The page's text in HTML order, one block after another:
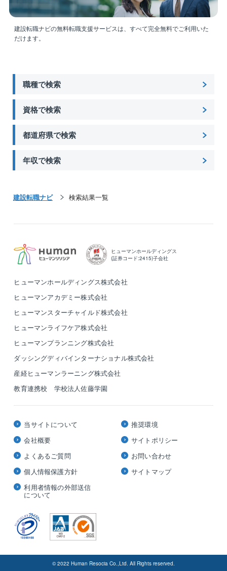
建設転職ナビの無料転職支援サービスは、すべて完全無料でご利用いた
だけます。
職種で検索
資格で検索
都道府県で検索
年収で検索
建設転職ナビ 検索結果一覧
ヒューマンホールディングス
(証券コード:2415)子会社
ヒューマンホールディングス株式会社
ヒューマンアカデミー株式会社
ヒューマンスターチャイルド株式会社
ヒューマンライフケア株式会社
ヒューマンプランニング株式会社
ダッシングディバインターナショナル株式会社
産経ヒューマンラーニング株式会社
教育連携校 学校法人佐藤学園
当サイトについて
会社概要
よくあるご質問
個人情報保護方針
利用者情報の外部送信
について
推奨環境
サイトポリシー
お問い合わせ
サイトマップ
© 2022 Human Resocia Co.,Ltd. All Rights reserved.